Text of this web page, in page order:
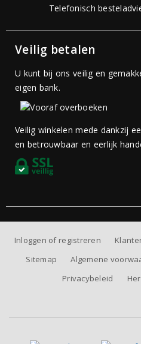
Telefonisch
Veilig betalen
U kunt bij ons veilig en
eigen bank.
Veilig winkelen mede dankzij
en betrouwbaar en eerlijk
Inloggen of registreren
Sitemap
Algemene
Privacybeleid